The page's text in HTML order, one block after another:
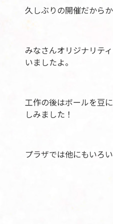
久しぶりの開催だから
みなさんオリジナリテ
いましたよ。
工作の後はボールを豆
しみました！
プラザでは他にもいろ